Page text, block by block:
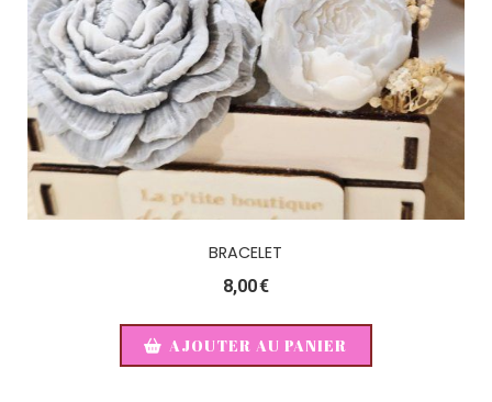
BRACELET
8,00€
AJOUTER AU PANIER